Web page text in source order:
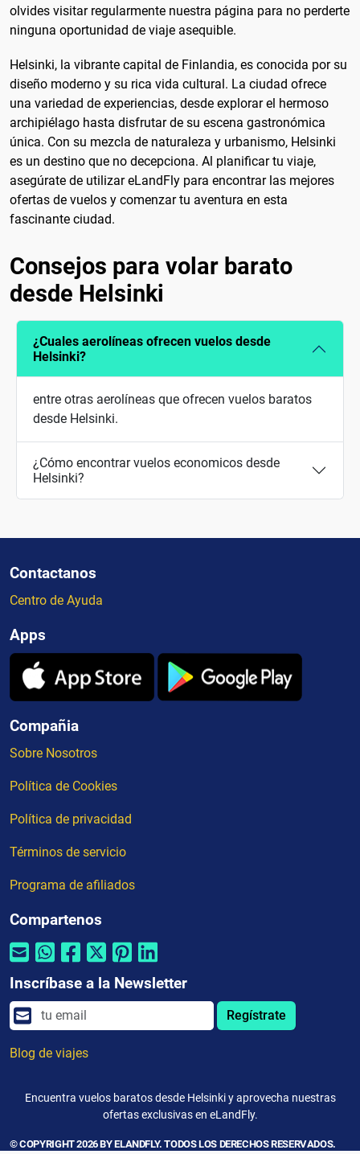
olvides visitar regularmente nuestra página para no perderte
ninguna oportunidad de viaje asequible.
Helsinki, la vibrante capital de Finlandia, es conocida por su
diseño moderno y su rica vida cultural. La ciudad ofrece
una variedad de experiencias, desde explorar el hermoso
archipiélago hasta disfrutar de su escena gastronómica
única. Con su mezcla de naturaleza y urbanismo, Helsinki
es un destino que no decepciona. Al planificar tu viaje,
asegúrate de utilizar eLandFly para encontrar las mejores
ofertas de vuelos y comenzar tu aventura en esta
fascinante ciudad.
Consejos para volar barato
desde Helsinki
¿Cuales aerolíneas ofrecen vuelos desde
Helsinki?
entre otras aerolíneas que ofrecen vuelos baratos
desde Helsinki.
¿Cómo encontrar vuelos economicos desde
Helsinki?
Contactanos
Centro de Ayuda
Apps
Compañia
Sobre Nosotros
Política de Cookies
Política de privacidad
Términos de servicio
Programa de afiliados
Compartenos
Inscríbase a la Newsletter
Regístrate
Blog de viajes
Encuentra vuelos baratos desde Helsinki y aprovecha nuestras
ofertas exclusivas en eLandFly.
© COPYRIGHT 2026 BY ELANDFLY. TODOS LOS DERECHOS RESERVADOS.